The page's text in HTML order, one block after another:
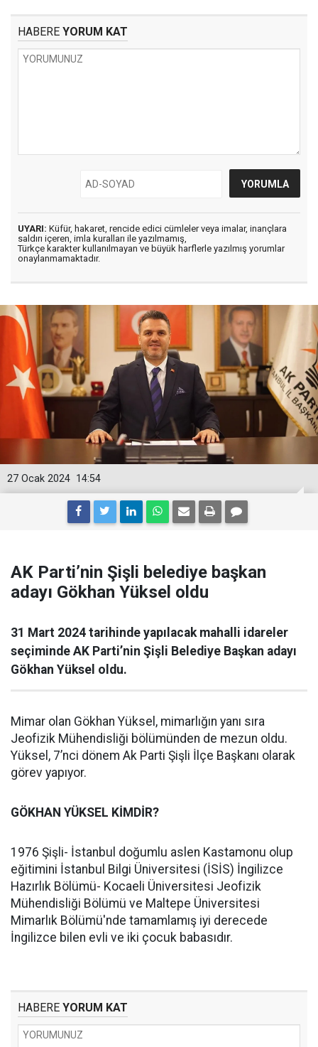
HABERE YORUM KAT
UYARI: Küfür, hakaret, rencide edici cümleler veya imalar, inançlara
saldırı içeren, imla kuralları ile yazılmamış,
Türkçe karakter kullanılmayan ve büyük harflerle yazılmış yorumlar
onaylanmamaktadır.
14:54
27 Ocak 2024
AK Parti’nin Şişli belediye başkan
adayı Gökhan Yüksel oldu
31 Mart 2024 tarihinde yapılacak mahalli idareler
seçiminde AK Parti’nin Şişli Belediye Başkan adayı
Gökhan Yüksel oldu.
Mimar olan Gökhan Yüksel, mimarlığın yanı sıra
Jeofizik Mühendisliği bölümünden de mezun oldu.
Yüksel, 7’nci dönem Ak Parti Şişli İlçe Başkanı olarak
görev yapıyor.
GÖKHAN YÜKSEL KİMDİR?
1976 Şişli- İstanbul doğumlu aslen Kastamonu olup
eğitimini İstanbul Bilgi Üniversitesi (İSİS) İngilizce
Hazırlık Bölümü- Kocaeli Üniversitesi Jeofizik
Mühendisliği Bölümü ve Maltepe Üniversitesi
Mimarlık Bölümü'nde tamamlamış iyi derecede
İngilizce bilen evli ve iki çocuk babasıdır.
HABERE YORUM KAT